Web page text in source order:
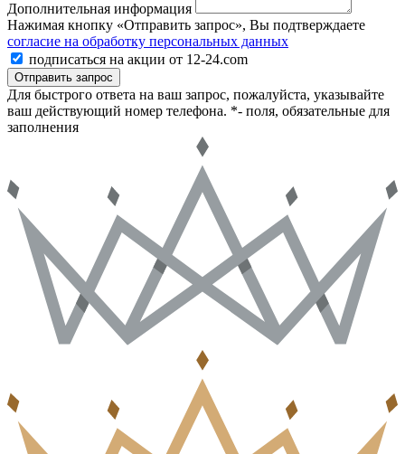
Дополнительная информация
Нажимая кнопку «Отправить запрос», Вы подтверждаете
согласие на обработку персональных данных
подписаться на акции от 12-24.com
Отправить запрос
Для быстрого ответа на ваш запрос, пожалуйста, указывайте
ваш действующий номер телефона. *- поля, обязательные для
заполнения